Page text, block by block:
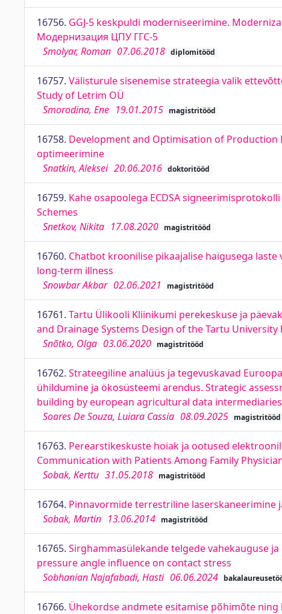
16756. GGJ-5 keskpuldi moderniseerimine.
Модернизация ЦПУ ГГС-5
Smolyar, Roman 07.06.2018 diplomitööd
16757. Välisturule sisenemise strateegia valik
Study of Letrim OÜ
Smorodina, Ene 19.01.2015 magistritööd
16758. Development and Optimisation of
optimeerimine
Snatkin, Aleksei 20.06.2016 doktoritööd
16759. Kahe osapoolega ECDSA
Schemes
Snetkov, Nikita 17.08.2020 magistritööd
16760. Chatbot kroonilise pikaajalise haigusega
long-term illness
Snowbar Akbar 02.06.2021 magistritööd
16761. Tartu Ülikooli Kliinikumi perekeskuse ja
and Drainage Systems Design of the Tartu
Snõtko, Olga 03.06.2020 magistritööd
16762. Strateegiline analüüs ja tegevuskavad
ühildumine ja ökosüsteemi arendus. Strategic
building by european agricultural data intermediaries
Soares De Souza, Luiara Cassia 08.09.2025 magistritööd
16763. Perearstikeskuste hoiak ja ootused
Communication with Patients Among Family
Sobak, Kerttu 31.05.2018 magistritööd
16764. Pinnavormide terrestriline laserskaneerimine
Sobak, Martin 13.06.2014 magistritööd
16765. Sirghammasülekande telgede vahekauguse
pressure angle influence on contact stress
Sobhanian Najafabadi, Hasti 06.06.2024
16766. Ühekordse andmete esitamise põhimõte